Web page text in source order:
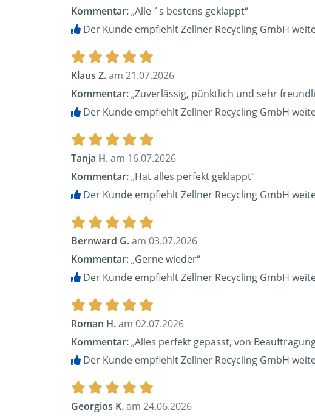
Kommentar:„Alle ´s bestens geklappt“
Der Kunde empfiehlt Zellner Recycling GmbH
Klaus Z.am 21.07.2026
Kommentar:„Zuverlässig, pünktlich und sehr
Der Kunde empfiehlt Zellner Recycling GmbH
Tanja H.am 16.07.2026
Kommentar:„Hat alles perfekt geklappt“
Der Kunde empfiehlt Zellner Recycling GmbH
Bernward G.am 03.07.2026
Kommentar:„Gerne wieder“
Der Kunde empfiehlt Zellner Recycling GmbH
Roman H.am 02.07.2026
Kommentar:„Alles perfekt gepasst, von
Der Kunde empfiehlt Zellner Recycling GmbH
Georgios K.am 24.06.2026